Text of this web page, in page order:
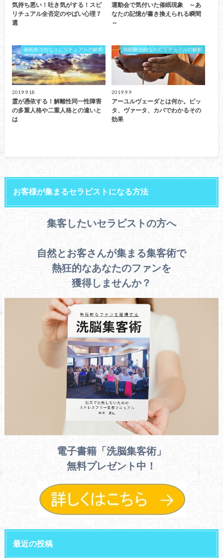
気持ち悪い！吐き気がする！スピ
リチュアル全否定のやばい心理７
選
運動会で気付いた催眠現象 ～あ
なたの記憶が書き換えられる瞬間
～
催眠療法的なスピリチュアルの解釈
2019.9.18
霊が憑依する！解離性同一性障害
の多重人格や二重人格との違いと
は
催眠療法的なスピリチュアルの解釈
2019.9.9
アーユルヴェーダとは何か。ピッ
タ、ヴァータ、カパでわかるその
効果
お客様が集まるセラピストになる方法
集客したいセラピストの方へ
自然とお客さんが集まる集客術で
熱狂的なあなたのファンを
獲得しませんか？
電子書籍「洗脳集客術」
無料プレゼント中！
最近の投稿